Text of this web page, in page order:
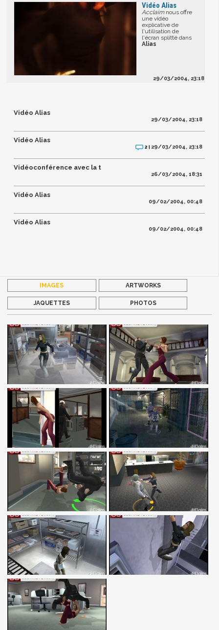
Vidéo Alias
Acclaimnous offre
une vidéo
explicative de
l'utilisation de
l'écran splitté dans
Alias
29/03/2004, 23:18
Vidéo Alias
29/03/2004, 23:18
Vidéo Alias
2 | 29/03/2004, 23:18
Vidéoconférence avec la t
26/03/2004, 18:31
Vidéo Alias
09/02/2004, 00:48
Vidéo Alias
09/02/2004, 00:48
IMAGES ARTWORKS
JAQUETTES PHOTOS